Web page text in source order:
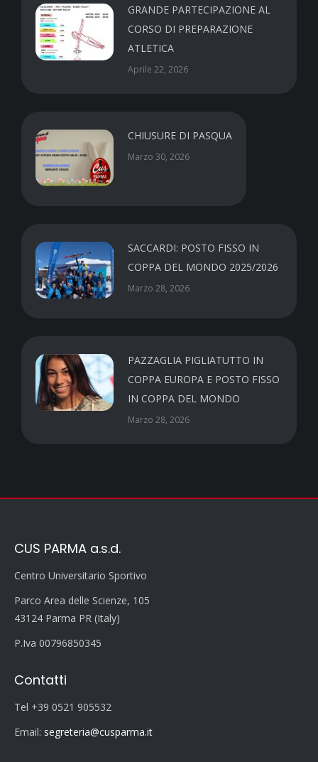
GRANDE PARTECIPAZIONE AL
CORSO DI PREPARAZIONE
ATLETICA
Aprile 22, 2026
CHIUSURE DI PASQUA
Marzo 30, 2026
SACCARDI: POSTO FISSO IN
COPPA DEL MONDO 2025/2026
Marzo 28, 2026
PAZZAGLIA PIGLIATUTTO IN
COPPA EUROPA E POSTO FISSO
IN COPPA DEL MONDO
Marzo 28, 2026
CUS PARMA a.s.d.
Centro Universitario Sportivo
Parco Area delle Scienze, 105
43124 Parma PR (Italy)
P.Iva 00796850345
Contatti
Tel +39 0521 905532
Email: segreteria@cusparma.it